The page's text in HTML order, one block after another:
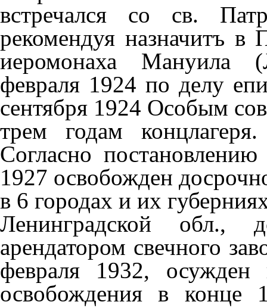
встречался со св.
рекомендуя назначитъ в
иеромонаха Мануила
февраля 1924 по делу
сентября 1924 Особым
трем годам
Согласно
1927 освобожден
в 6 городах и их
Ленинградской обл.,
арендатором свечного
февраля 1932,
освобождения в конце